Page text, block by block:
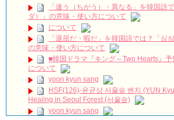
イ・サンウ＆ハン・ジヘ主演「一緒に
34.2％で自己最高視聴率を再び更新 Big News
「SKYキャッスル」のSKYの意味、知
マ
NEW!
名節の書き入れ時を避けたクォン・サ
も隙間戦略？ロマンスで帰ってきた『ハート
NEW!
SBS [피고인] – 28일(화) 예고
ハン・ヘジン 한혜진 – (선공개) 강남 3
언니&#39; (ft. 도여니의 학창시절) | 편 먹고 갈
bobblessyou2 EP.18
ソン・ヘギョ – ソンヘギョ キスまとめ
「違う（ちがう）・異なる」を韓国語
ダ）」の意味・使い方について
について
「退屈だ・暇だ」を韓国語では？「심
の意味・使い方について
■韓国ドラマ『キング～Two Hearts』予
について
yoon kyun sang
HSF(126)-윤균상 서울숲 벤치 (YUN
Healing in Seoul Forest (서울숲)
yoon kyun sang